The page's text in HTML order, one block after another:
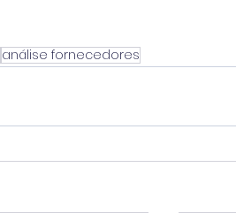
análise fornecedores